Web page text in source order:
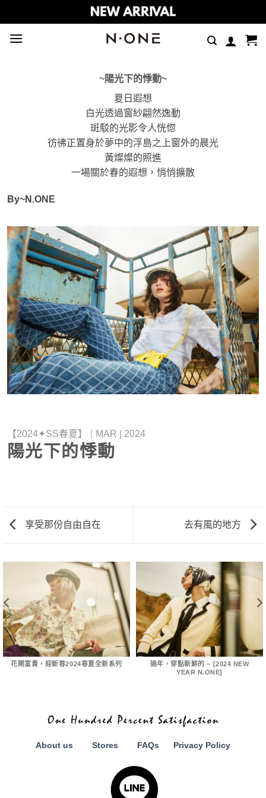
to
content
~陽光下的悸動~
夏日遐想
白光透過窗紗翩然逸動
斑駁的光影令人恍惚
彷彿正置身於夢中的浮島之上窗外的晨光
黃燦燦的照進
一場關於春的遐想，悄悄擴散
By~N.ONE
【2024✦SS春夏】 MAR | 2024
陽光下的悸動
享受那份自由自在 去有風的地方
花開富貴，迎新春2024春夏全新系列
過年，穿點新鮮的 – [2024 NEW
YEAR N.ONE]
About us Stores FAQs Privacy Policy